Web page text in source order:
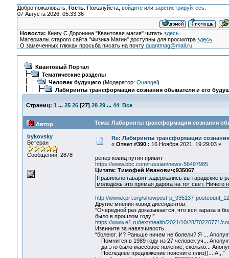
Добро пожаловать, Гость. Пожалуйста, войдитеили зарегистрируйтесь.
07 Августа 2026, 05:33:36
Новости: Книгу С.Доронина "Квантовая магия" читатьздесь
Материалы старого сайта "Физика Магии" доступны для просмотраздесь
О замеченных глюках просьба писать на почтуquantmag@mail.ru
Квантовый Портал
Тематические разделы
Человек будущего(Модератор: Quangel)
Лабиринты трансформации сознания обывателя и его
Страниц: 1 ... 25 26[27] 28 29 ... 44 Все
Автор Тема: Лабиринты трансформации сознания
bykovsky
Ветеран
Сообщений: 2878
Re: Лабиринты трансформации
« Ответ #390 : 16 Ноября 2021, 19:29:03 »
репер ковид путин привит
https://www.bbc.com/russian/news-56497985
Цитата: Тимофей Иванович;935067
Правильно гаварит задержались вы гарадские в
молодёжь это прямая дарога на тот свет. Ничего
http://www.kprf.org/showpost-p_935137-
Другие мнения ковид диссидентов:
“Очередной раз доказывается, что вся зараза в
было в прошлом году!”
https://www.e1.ru/text/health/2021/10/28/70220771/
Извините за навязчивость…
“болеют. И? Раньше ничем не болели? Я ...
Помнится в 1989 году из 27 человек уч...
да это было массовое явление, сколько...
Последнее предложение поясните плиз))... A,,,”